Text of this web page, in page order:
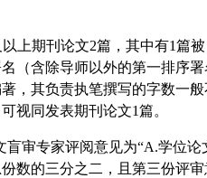
上期刊论文2篇，其中有1篇
（含除导师以外的第一排序
，其负责执笔撰写的字数一
视同发表期刊论文1篇。
盲审专家评阅意见为“A.学位
数的三分之二，且第三份评审